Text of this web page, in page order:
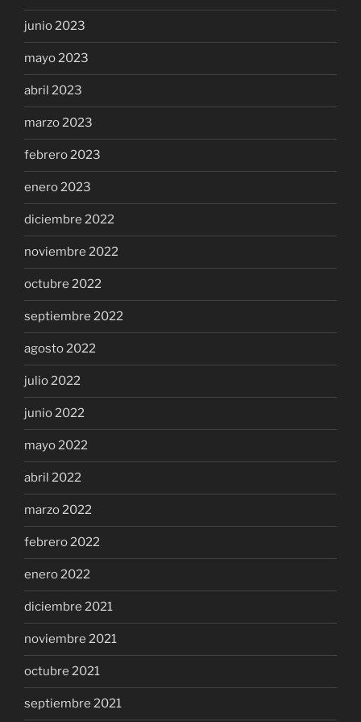
junio 2023
mayo 2023
abril 2023
marzo 2023
febrero 2023
enero 2023
diciembre 2022
noviembre 2022
octubre 2022
septiembre 2022
agosto 2022
julio 2022
junio 2022
mayo 2022
abril 2022
marzo 2022
febrero 2022
enero 2022
diciembre 2021
noviembre 2021
octubre 2021
septiembre 2021